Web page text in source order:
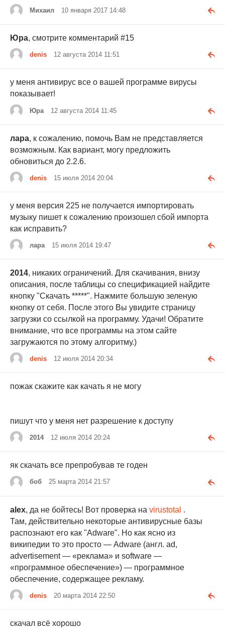
Михаил 10 января 2017 14:48
Юра, смотрите комментарий #15
denis 12 августа 2014 11:51
у меня антивирус все о вашей программе вирусы
показывает!
Юра 12 августа 2014 11:45
лара, к сожалению, помочь Вам не представляется
возможным. Как вариант, могу предложить
обновиться до 2.2.6.
denis 15 июля 2014 20:04
у меня версия 225 не получается импортировать
музыку пишет к сожалению произошел сбой импорта
как исправить?
лара 15 июля 2014 19:47
2014, никаких ограничений. Для скачивания, внизу
описания, после таблицы со спецификацией найдите
кнопку "Скачать *****". Нажмите большую зеленую
кнопку от себя. После этого Вы увидите страницу
загрузки со ссылкой на программу. Удачи! Обратите
внимание, что все программы на этом сайте
загружаются по этому алгоритму.)
denis 12 июля 2014 20:34
пожак скажите как качать я не могу
пишут что у меня нет разрешение к доступу
2014 12 июля 2014 20:24
як скачать все препробував те годен
боб 25 марта 2014 21:57
alex, да не бойтесь! Вот проверка на virustotal .
Там, действительно некоторые антивирусные базы
распознают его как "Adware". Но как ясно из
википедии то это просто — Adware (англ. ad,
advertisement — «реклама» и software —
«программное обеспечение») — программное
обеспечение, содержащее рекламу.
denis 20 марта 2014 22:50
cкачал всё хорошо